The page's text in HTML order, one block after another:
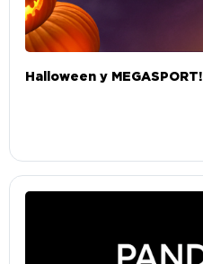
Halloween у MEGASPORT!